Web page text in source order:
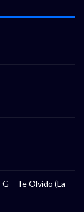
– Te Olvido (La